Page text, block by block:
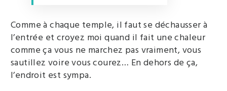
Comme à chaque temple, il faut se déchausser à
l’entrée et croyez moi quand il fait une chaleur
comme ça vous ne marchez pas vraiment, vous
sautillez voire vous courez… En dehors de ça,
l’endroit est sympa.